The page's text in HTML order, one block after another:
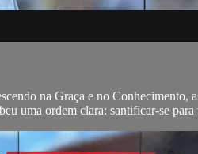
na Graça e no Conhecimento,
uma ordem clara: santificar-se